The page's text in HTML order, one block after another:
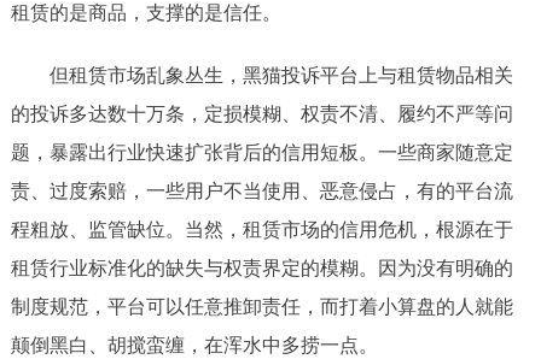
租赁的是商品，支撑的是信任。
但租赁市场乱象丛生，黑猫投诉平台上与租赁物品相关
的投诉多达数十万条，定损模糊、权责不清、履约不严等问
题，暴露出行业快速扩张背后的信用短板。一些商家随意定
责、过度索赔，一些用户不当使用、恶意侵占，有的平台流
程粗放、监管缺位。当然，租赁市场的信用危机，根源在于
租赁行业标准化的缺失与权责界定的模糊。因为没有明确的
制度规范，平台可以任意推卸责任，而打着小算盘的人就能
颠倒黑白、胡搅蛮缠，在浑水中多捞一点。